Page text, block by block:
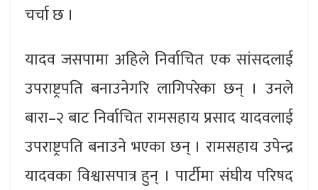
चर्चा छ ।
यादव जसपामा अहिले निर्वाचित एक सांसदलाई
उपराष्ट्रपति बनाउनेगरि लागिपरेका छन् । उनले
बारा–२ बाट निर्वाचित रामसहाय प्रसाद यादवलाई
उपराष्ट्रपति बनाउने भएका छन् । रामसहाय उपेन्द्र
यादवका विश्वासपात्र हुन् । पार्टीमा संघीय परिषद